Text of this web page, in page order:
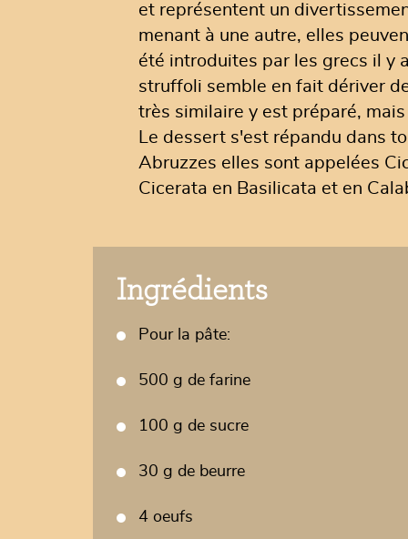
et représentent un
menant à une autre, elles
été introduites par les grecs il y
struffoli semble en fait dériver
très similaire y est préparé,
Le dessert s'est répandu dans
Abruzzes elles sont appelées
Cicerata en Basilicata et en
Ingrédients
Pour la pâte:
500 g de farine
100 g de sucre
30 g de beurre
4 oeufs